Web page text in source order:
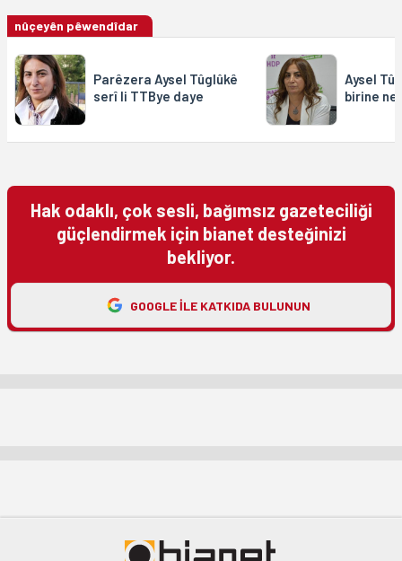
nûçeyên pêwendîdar
Parêzera Aysel Tûglûkê
serî li TTBye daye
Aysel
birine
Hak odaklı, çok sesli, bağımsız gazeteciliği
güçlendirmek için bianet desteğinizi
bekliyor.
GOOGLE ILE KATKIDA BULUNUN